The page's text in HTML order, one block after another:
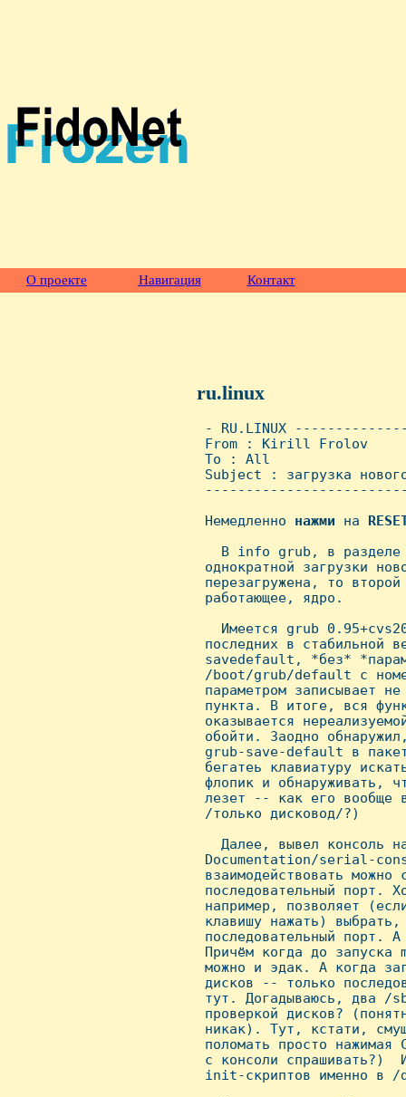
О проекте Навигация Контакт
ru.linux
- RU.LINUX
From : Kirill Frolov
To : All
Subject : загрузка
Hемедленно нажми на
В info grub, в
однократной загрузки
перезагружена, то
работающее, ядро.
Имеется grub
последних в стабильной
savedefault, *без*
/boot/grub/default с
параметром записывает
пункта. В итоге, вся
оказывается
обойти. Заодно
grub-save-default в
бегатеь клавиатуру
флопик и обнаруживать,
лезет -- как его вообще
/только дисковод/?)
Далее, вывел консоль
Documentation/serial-
взаимодействовать можно
последовательный порт.
например, позволяет
клавишу нажать)
последовательный порт.
Причём когда до
можно и эдак. А когда
дисков -- только
тут. Догадываюсь, два /
проверкой дисков?
никак). Тут, кстати,
поломать просто
с консоли спрашивать?)
init-скриптов именно в /